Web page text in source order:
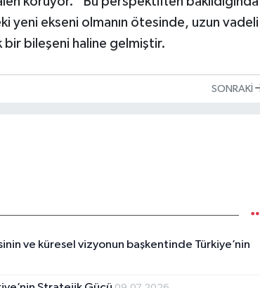
yeni ekseni olmanın ötesinde, uzun vadeli
bileşeni haline gelmiştir.
SONRAKI
ve küresel vizyonun başkentinde Türkiye’nin